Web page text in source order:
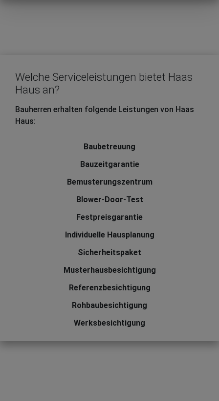
Welche Serviceleistungen bietet Haas
Haus an?
Bauherren erhalten folgende Leistungen von Haas
Haus:
Baubetreuung
Bauzeitgarantie
Bemusterungszentrum
Blower-Door-Test
Festpreisgarantie
Individuelle Hausplanung
Sicherheitspaket
Musterhausbesichtigung
Referenzbesichtigung
Rohbaubesichtigung
Werksbesichtigung